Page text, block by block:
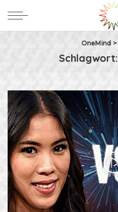
OneMind >
Schlagwort: